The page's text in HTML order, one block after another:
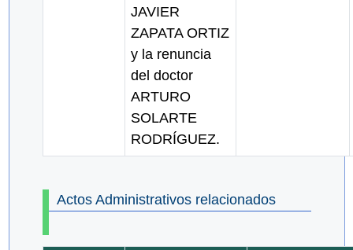
JAVIER
ZAPATA ORTIZ
y la renuncia
del doctor
ARTURO
SOLARTE
RODRÍGUEZ.
Actos Administrativos relacionados